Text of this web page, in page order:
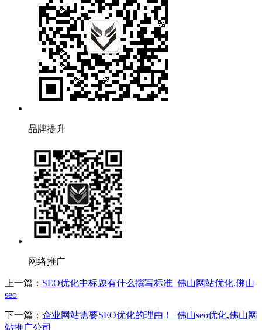
品牌提升
网络推广
上一篇： SEO优化中标题有什么撰写标准_佛山网站优化,佛山
seo
下一篇： 企业网站需要SEO优化的理由！_佛山seo优化,佛山网
站推广公司